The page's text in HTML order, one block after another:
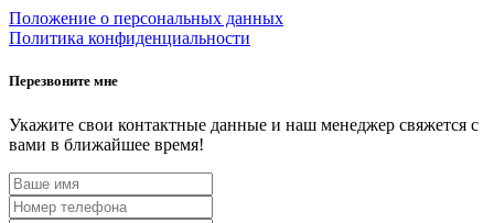
Положение о персональных данных
Политика конфиденциальности
Перезвоните мне
Укажите свои контактные данные и наш менеджер свяжется с
вами в ближайшее время!